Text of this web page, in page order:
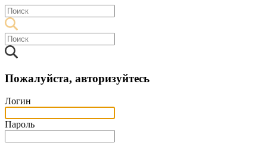
Пожалуйста, авторизуйтесь
Логин
Пароль